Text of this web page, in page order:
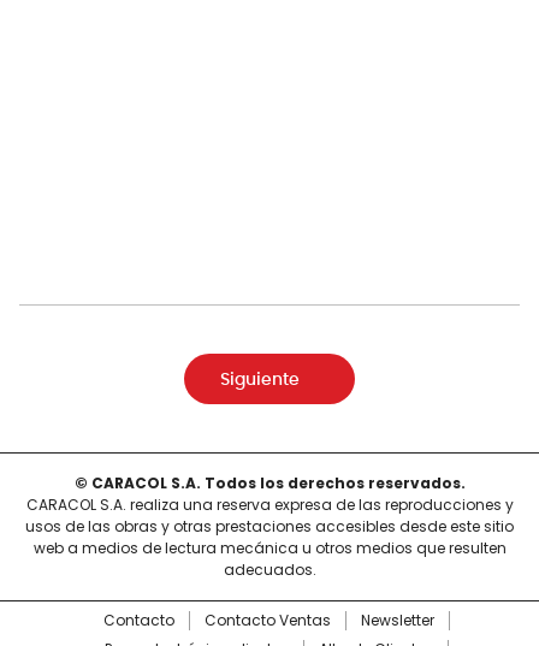
Siguiente
© CARACOL S.A. Todos los derechos reservados.
CARACOL S.A. realiza una reserva expresa de las reproducciones y
usos de las obras y otras prestaciones accesibles desde este sitio
web a medios de lectura mecánica u otros medios que resulten
adecuados.
Contacto Contacto Ventas
Newsletter